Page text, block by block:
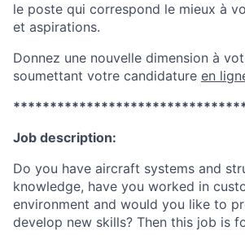
le poste qui correspond le mieux à
et aspirations.
Donnez une nouvelle dimension à
soumettant votre candidature en
Job description:
Do you have aircraft systems and
knowledge, have you worked in
environment and would you like to
develop new skills? Then this job is